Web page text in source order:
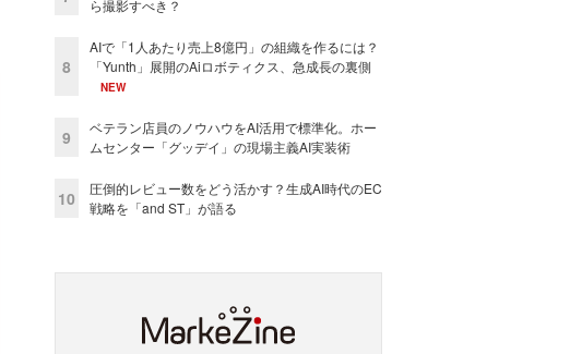
ら撮影すべき？
8
AIで「1人あたり売上8億円」の組織を作るには？
「Yunth」展開のAiロボティクス、急成長の裏側
NEW
9
ベテラン店員のノウハウをAI活用で標準化。ホー
ムセンター「グッデイ」の現場主義AI実装術
10
圧倒的レビュー数をどう活かす？生成AI時代のEC
戦略を「and ST」が語る